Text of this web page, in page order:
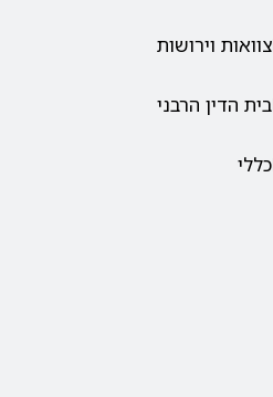
צוואות וירושות
בית הדין הרבני
כללי